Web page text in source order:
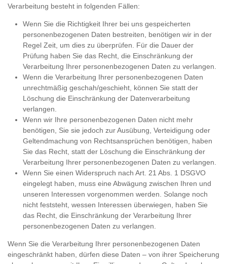
Verarbeitung besteht in folgenden Fällen:
Wenn Sie die Richtigkeit Ihrer bei uns gespeicherten
personenbezogenen Daten bestreiten, benötigen wir in der
Regel Zeit, um dies zu überprüfen. Für die Dauer der
Prüfung haben Sie das Recht, die Einschränkung der
Verarbeitung Ihrer personenbezogenen Daten zu verlangen.
Wenn die Verarbeitung Ihrer personenbezogenen Daten
unrechtmäßig geschah/geschieht, können Sie statt der
Löschung die Einschränkung der Datenverarbeitung
verlangen.
Wenn wir Ihre personenbezogenen Daten nicht mehr
benötigen, Sie sie jedoch zur Ausübung, Verteidigung oder
Geltendmachung von Rechtsansprüchen benötigen, haben
Sie das Recht, statt der Löschung die Einschränkung der
Verarbeitung Ihrer personenbezogenen Daten zu verlangen.
Wenn Sie einen Widerspruch nach Art. 21 Abs. 1 DSGVO
eingelegt haben, muss eine Abwägung zwischen Ihren und
unseren Interessen vorgenommen werden. Solange noch
nicht feststeht, wessen Interessen überwiegen, haben Sie
das Recht, die Einschränkung der Verarbeitung Ihrer
personenbezogenen Daten zu verlangen.
Wenn Sie die Verarbeitung Ihrer personenbezogenen Daten
eingeschränkt haben, dürfen diese Daten – von ihrer Speicherung